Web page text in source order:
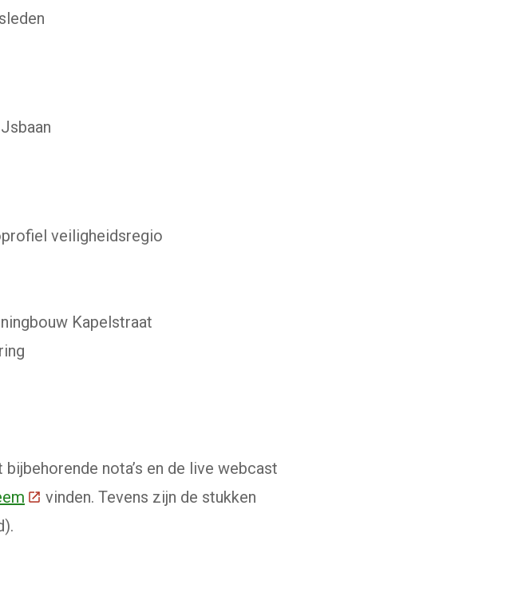
veiligheidsregio
Kapelstraat
nota’s en de live webcast
(Deze link gaat naar een externe website)
vinden. Tevens zijn de stukken